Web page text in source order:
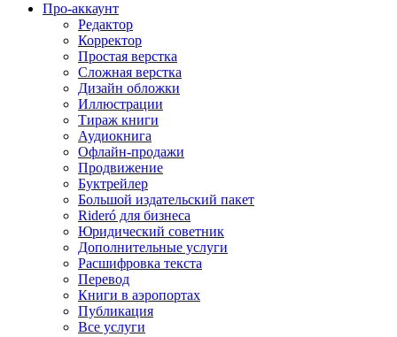
Про-аккаунт
Редактор
Корректор
Простая верстка
Сложная верстка
Дизайн обложки
Иллюстрации
Тираж книги
Аудиокнига
Офлайн-продажи
Продвижение
Буктрейлер
Большой издательский пакет
Rideró для бизнеса
Юридический советник
Дополнительные услуги
Расшифровка текста
Перевод
Книги в аэропортах
Публикация
Все услуги